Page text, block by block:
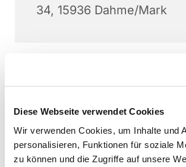
Diese Webseite verwendet Cookies
Wir verwenden Cookies, um Inhalte und
personalisieren, Funktionen für soziale
zu können und die Zugriffe auf unsere
34, 15936 Dahme/Mark